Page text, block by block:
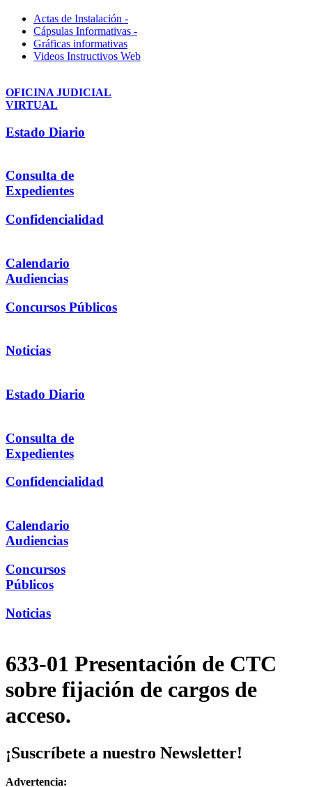
Actas de Instalación -
Cápsulas Informativas -
Gráficas informativas
Videos Instructivos Web
OFICINA JUDICIAL
VIRTUAL
Estado Diario
Consulta de
Expedientes
Confidencialidad
Calendario
Audiencias
Concursos Públicos
Noticias
Estado Diario
Consulta de
Expedientes
Confidencialidad
Calendario
Audiencias
Concursos
Públicos
Noticias
633-01 Presentación de CTC
sobre fijación de cargos de
acceso.
¡Suscríbete a nuestro Newsletter!
Advertencia: